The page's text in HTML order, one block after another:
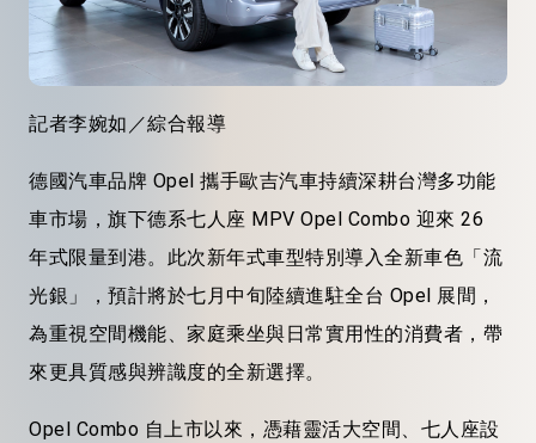
記者李婉如／綜合報導
德國汽車品牌 Opel 攜手歐吉汽車持續深耕台灣多功能
車市場， 旗下德系七人座 MPV Opel Combo 迎來 26
年式限量到港。此次新年式車型特別導入全新車色「流
光銀」，預計將於七月中旬陸續進駐全台 Opel 展間，
為重視空間機能、家庭乘坐與日常實用性的消費者，帶
來更具質感與辨識度的全新選擇。
Opel Combo 自上市以來，憑藉靈活大空間、七人座設